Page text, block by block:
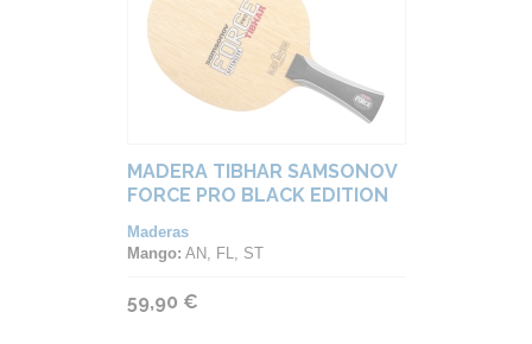
MADERA TIBHAR SAMSONOV
FORCE PRO BLACK EDITION
Maderas
Mango: AN, FL, ST
59,90 €